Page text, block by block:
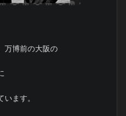
万博前の大阪の
ます。